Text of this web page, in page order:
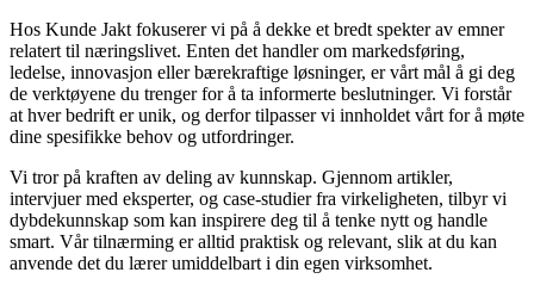
Hos Kunde Jakt fokuserer vi på å dekke et bredt spekter av emner
relatert til næringslivet. Enten det handler om markedsføring,
ledelse, innovasjon eller bærekraftige løsninger, er vårt mål å gi deg
de verktøyene du trenger for å ta informerte beslutninger. Vi forstår
at hver bedrift er unik, og derfor tilpasser vi innholdet vårt for å møte
dine spesifikke behov og utfordringer.
Vi tror på kraften av deling av kunnskap. Gjennom artikler,
intervjuer med eksperter, og case-studier fra virkeligheten, tilbyr vi
dybdekunnskap som kan inspirere deg til å tenke nytt og handle
smart. Vår tilnærming er alltid praktisk og relevant, slik at du kan
anvende det du lærer umiddelbart i din egen virksomhet.